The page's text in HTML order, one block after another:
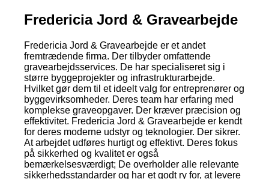
Fredericia Jord & Gravearbejde
Fredericia Jord & Gravearbejde er et andet
fremtrædende firma. Der tilbyder omfattende
gravearbejdsservices. De har specialiseret sig i
større byggeprojekter og infrastrukturarbejde.
Hvilket gør dem til et ideelt valg for entreprenører og
byggevirksomheder. Deres team har erfaring med
komplekse graveopgaver. Der kræver præcision og
effektivitet. Fredericia Jord & Gravearbejde er kendt
for deres moderne udstyr og teknologier. Der sikrer.
At arbejdet udføres hurtigt og effektivt. Deres fokus
på sikkerhed og kvalitet er også
bemærkelsesværdigt; De overholder alle relevante
sikkerhedsstandarder og har et godt ry for, at levere